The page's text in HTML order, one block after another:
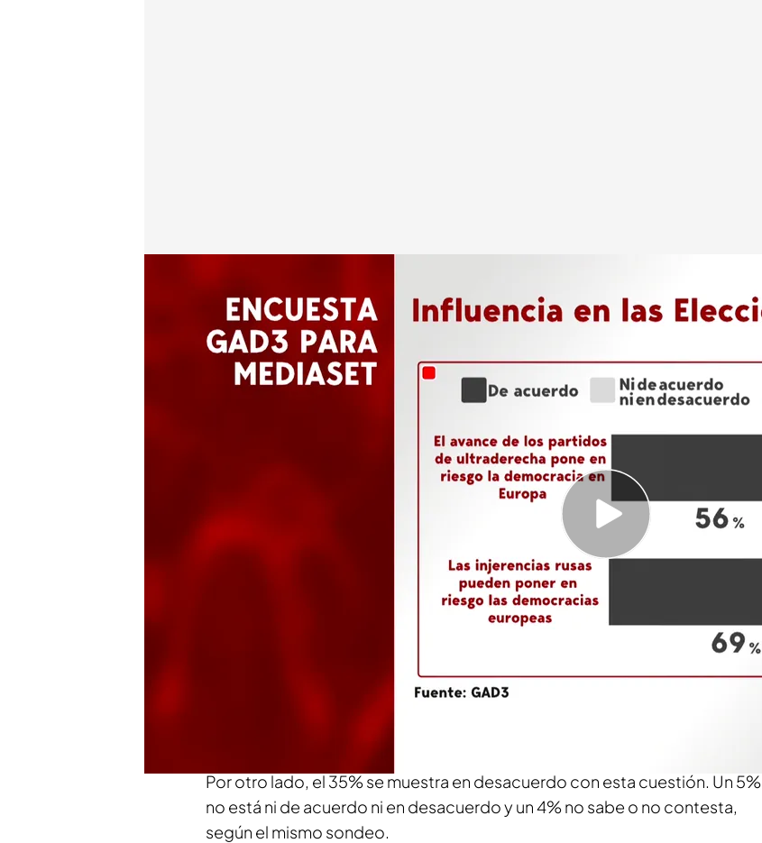
Redacción digital Noticias Cuatro
26 MAY 2024 - 14:56h.
El 56% de los españoles creen que el avance de los partidos de
ultraderecha puede poner en riesgo la democracia en Europa
Un 69% de los encuestados cree que las injerencias rusas pueden
poner en riesgo las elecciones europeas
Un 44% de los españoles considera que Pedro Sánchez debería
esperar para reconocer el estado de Palestina
El 56% de los españoles considera que el avancepartidosde
podría poner en riesgo la democracia en Europa, según una
Por otro lado, el 35% se muestra en desacuerdo con esta cuestión. Un 5%
no está ni de acuerdo ni en desacuerdo y un 4% no sabe o no contesta,
según el mismo sondeo.